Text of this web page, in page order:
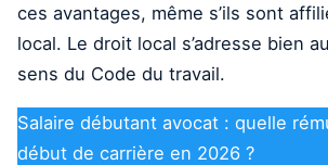
ces avantages, même s’ils sont
local. Le droit local s’adresse bien
sens du Code du travail.
Salaire débutant avocat : quelle
début de carrière en 2026 ?